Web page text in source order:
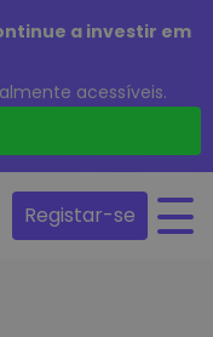
a investir em
acessíveis.
Registar-se